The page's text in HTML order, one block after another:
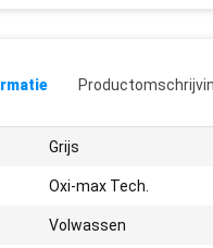
Grijs
Oxi-max Tech.
Volwassen